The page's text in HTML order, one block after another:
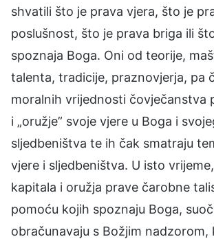
shvatili što je prava vjera, što je
poslušnost, što je prava briga ili
spoznaja Boga. Oni od teorije,
talenta, tradicije, praznovjerja, pa
moralnih vrijednosti čovječanstva
i „oružje” svoje vjere u Boga i
sljedbeništva te ih čak smatraju
vjere i sljedbeništva. U isto
kapitala i oružja prave čarobne
pomoću kojih spoznaju Boga,
obračunavaju s Božjim nadzorom,